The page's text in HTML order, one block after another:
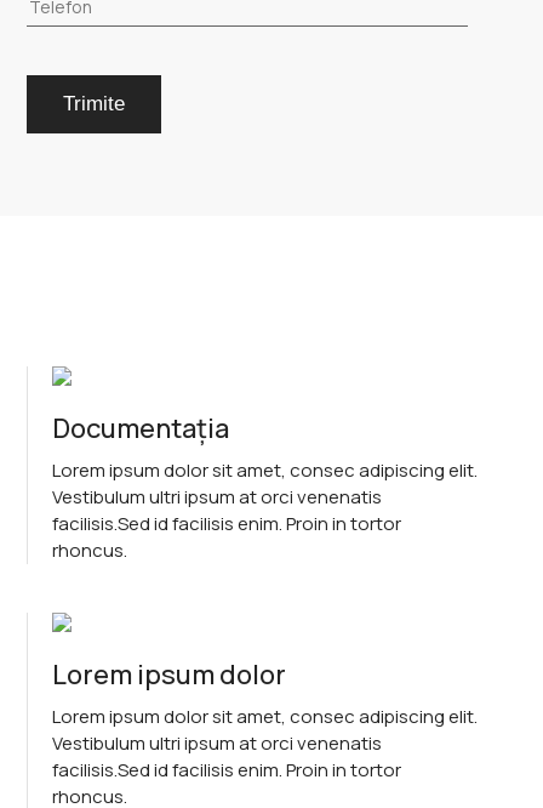
Documentația
Lorem ipsum dolor sit amet, consec adipiscing elit.
Vestibulum ultri ipsum at orci venenatis
facilisis.Sed id facilisis enim. Proin in tortor
rhoncus.
Lorem ipsum dolor
Lorem ipsum dolor sit amet, consec adipiscing elit.
Vestibulum ultri ipsum at orci venenatis
facilisis.Sed id facilisis enim. Proin in tortor
rhoncus.